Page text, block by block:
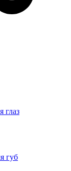
глаз
губ